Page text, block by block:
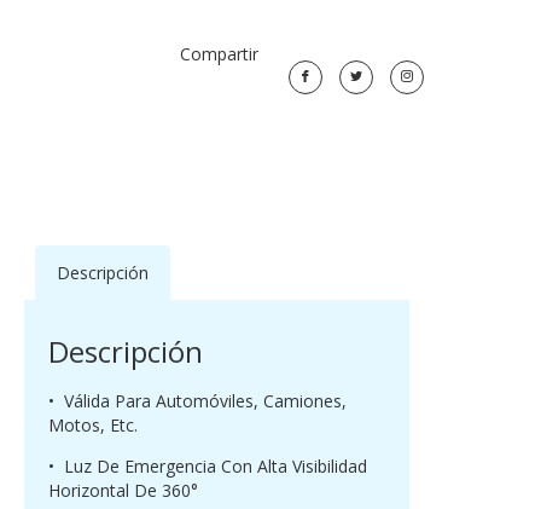
Compartir
Descripción
Descripción
• Válida Para Automóviles, Camiones,
Motos, Etc.
• Luz De Emergencia Con Alta Visibilidad
Horizontal De 360°